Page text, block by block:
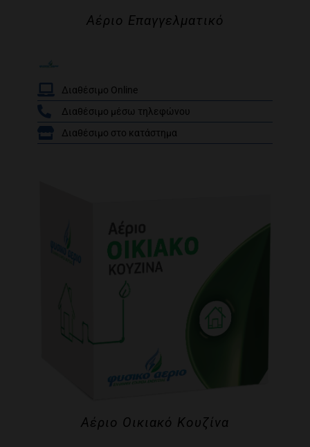
/
Αέριο Επαγγελματικό
Διαθέσιμο Online
Διαθέσιμο μέσω τηλεφώνου
Διαθέσιμο στο κατάστημα
Αέριο Οικιακό Κουζίνα